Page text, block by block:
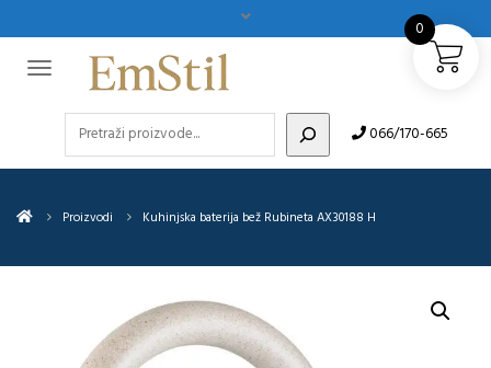
066/170-665
Proizvodi Kuhinjska baterija bež Rubineta AX30188 H
0